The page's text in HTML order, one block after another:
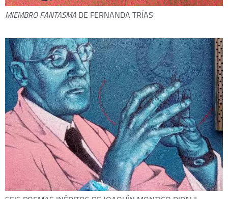
MIEMBRO FANTASMA DE FERNANDA TRÍAS